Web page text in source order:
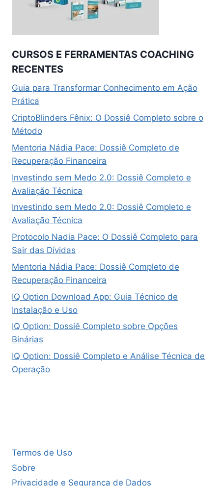
CURSOS E FERRAMENTAS COACHING
RECENTES
Guia para Transformar Conhecimento em Ação
Prática
CriptoBlinders Fênix: O Dossiê Completo sobre o
Método
Mentoria Nádia Pace: Dossiê Completo de
Recuperação Financeira
Investindo sem Medo 2.0: Dossiê Completo e
Avaliação Técnica
Investindo sem Medo 2.0: Dossiê Completo e
Avaliação Técnica
Protocolo Nadia Pace: O Dossiê Completo para
Sair das Dívidas
Mentoria Nádia Pace: Dossiê Completo de
Recuperação Financeira
IQ Option Download App: Guia Técnico de
Instalação e Uso
IQ Option: Dossiê Completo sobre Opções
Binárias
IQ Option: Dossiê Completo e Análise Técnica de
Operação
Termos de Uso
Sobre
Privacidade e Segurança de Dados